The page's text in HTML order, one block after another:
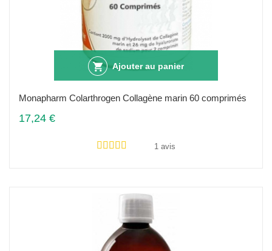
Ajouter au panier
Monapharm Colarthrogen Collagène marin 60 comprimés
17,24 €
1 avis